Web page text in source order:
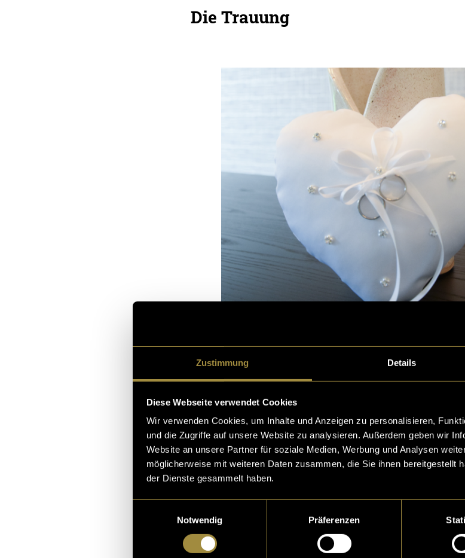
Zustimmung Details
Diese Webseite verwendet Cookies
Wir verwenden Cookies, um Inhalte und Anzeigen zu personalisieren,
und die Zugriffe auf unsere Website zu analysieren. Außerdem geben wir
Website an unsere Partner für soziale Medien, Werbung und Analysen
möglicherweise mit weiteren Daten zusammen, die Sie ihnen bereitgestellt
der Dienste gesammelt haben.
Notwendig
Präferenzen
Die Trauung
Das Brautpaar Shooting
Ich habe mich gemeinsam mit dem Brautpaar für drei
das Brautpaarshooting entschieden: Direkt im
Altstadt vor dem Standesamt, anschliessend im
Schluss noch auf der Brücke über dem Rhein auf dem
Fokus lag unter anderem auf dem Brautkleid, den